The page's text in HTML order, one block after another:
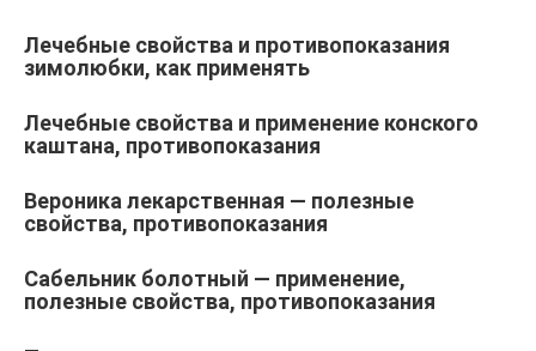
Лечебные свойства и противопоказания
зимолюбки, как применять
Лечебные свойства и применение конского
каштана, противопоказания
Вероника лекарственная — полезные
свойства, противопоказания
Сабельник болотный — применение,
полезные свойства, противопоказания